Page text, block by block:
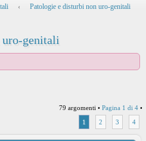
‹ Patologie e disturbi non uro-genitali
genitali
79 argomenti • Pagina 1 di 4 •
1
2 3 4